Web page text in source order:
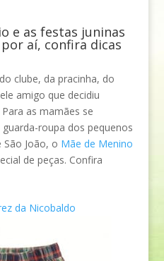
e as festas juninas
aí, confira dicas
clube, da pracinha, do
amigo que decidiu
as mamães se
roupa dos pequenos
João, o Mãe de Menino
de peças. Confira
da Nicobaldo